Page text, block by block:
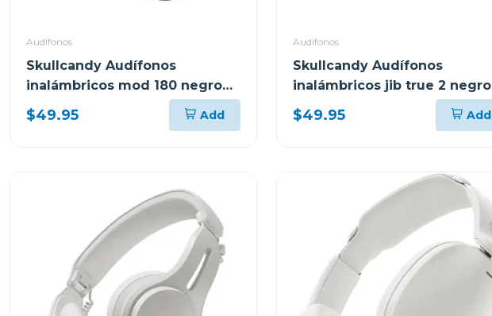
Audifonos
Skullcandy Audífonos
inalámbricos mod 180 negro
s2mgw
$49.95 Add
Audifonos
Skullcandy Audífonos
inalámbricos jib true 2 negro
p740
$49.95 Add